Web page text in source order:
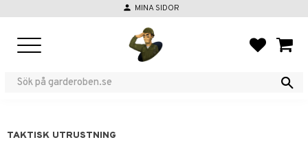
person MINA SIDOR
TAKTISK UTRUSTNING